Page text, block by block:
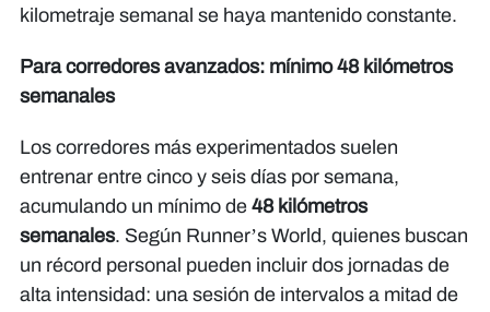
kilometraje semanal se haya mantenido constante.
Para corredores avanzados: mínimo 48 kilómetros
semanales
Los corredores más experimentados suelen
entrenar entre cinco y seis días por semana,
acumulando un mínimo de 48 kilómetros
semanales. Según Runner’s World, quienes buscan
un récord personal pueden incluir dos jornadas de
alta intensidad: una sesión de intervalos a mitad de